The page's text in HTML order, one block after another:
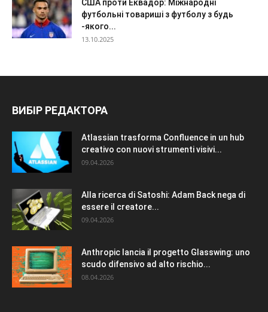
США проти Еквадор: Міжнародні
футбольні товариші з футболу з будь
-якого...
13.10.2025
ВИБІР РЕДАКТОРА
Atlassian trasforma Confluence in un hub
creativo con nuovi strumenti visivi...
09.04.2026
Alla ricerca di Satoshi: Adam Back nega di
essere il creatore...
09.04.2026
Anthropic lancia il progetto Glasswing: uno
scudo difensivo ad alto rischio...
08.04.2026